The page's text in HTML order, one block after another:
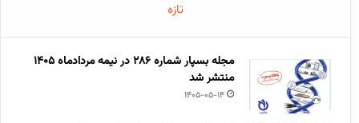
تازه
مجله بسپار شماره 286 در نیمه مردادماه 1405
منتشر شد
1405-05-14